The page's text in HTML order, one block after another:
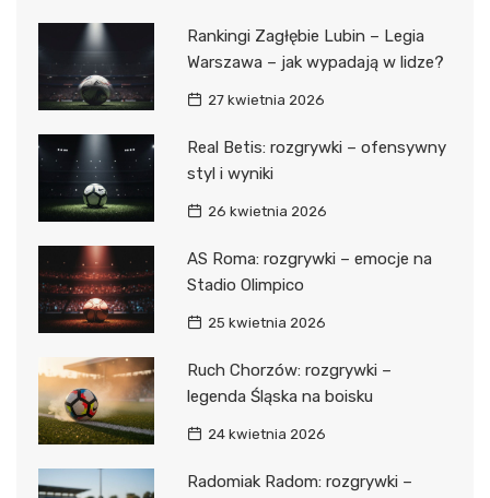
Rankingi Zagłębie Lubin – Legia
Warszawa – jak wypadają w lidze?
27 kwietnia 2026
Real Betis: rozgrywki – ofensywny
styl i wyniki
26 kwietnia 2026
AS Roma: rozgrywki – emocje na
Stadio Olimpico
25 kwietnia 2026
Ruch Chorzów: rozgrywki –
legenda Śląska na boisku
24 kwietnia 2026
Radomiak Radom: rozgrywki –